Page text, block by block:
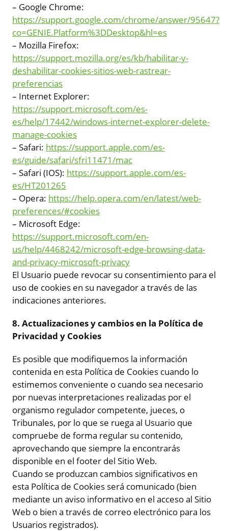
– Google Chrome:
https://support.google.com/chrome/answer/95647?
co=GENIE.Platform%3DDesktop&hl=es
– Mozilla Firefox:
https://support.mozilla.org/es/kb/habilitar-y-
deshabilitar-cookies-sitios-web-rastrear-
preferencias
– Internet Explorer:
https://support.microsoft.com/es-
es/help/17442/windows-internet-explorer-delete-
manage-cookies
– Safari: https://support.apple.com/es-
es/guide/safari/sfri11471/mac
– Safari (IOS): https://support.apple.com/es-
es/HT201265
– Opera: https://help.opera.com/en/latest/web-
preferences/#cookies
– Microsoft Edge:
https://support.microsoft.com/en-
us/help/4468242/microsoft-edge-browsing-data-
and-privacy-microsoft-privacy
El Usuario puede revocar su consentimiento para el
uso de cookies en su navegador a través de las
indicaciones anteriores.
8. Actualizaciones y cambios en la Política de
Privacidad y Cookies
Es posible que modifiquemos la información
contenida en esta Política de Cookies cuando lo
estimemos conveniente o cuando sea necesario
por nuevas interpretaciones realizadas por el
organismo regulador competente, jueces, o
Tribunales, por lo que se ruega al Usuario que
compruebe de forma regular su contenido,
aprovechando que siempre la encontrarás
disponible en el footer del Sitio Web.
Cuando se produzcan cambios significativos en
esta Política de Cookies será comunicado (bien
mediante un aviso informativo en el acceso al Sitio
Web o bien a través de correo electrónico para los
Usuarios registrados).